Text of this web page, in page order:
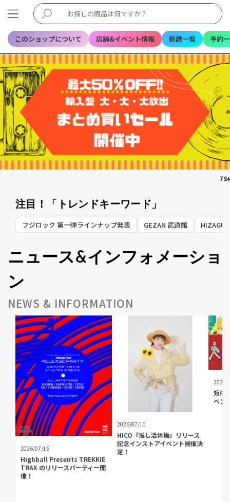
このショップについて 店舗&イベント情報 新譜一覧 予約
724
注目！「トレンドキーワード」
フジロック 第一弾ラインナップ発表 GEZAN 武道館
ニュース&インフォメーショ
ン
NEWS & INFORMATION
2026/07/16
Highball Presents TREKKIE
TRAX のリリースパーティー開
催！
2026/07/10
HICO『推し活体操』リリース
記念インストアイベント開催決
定！
2026/
短冊
ベン